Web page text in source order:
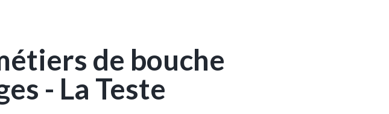
de bouche
- La Teste